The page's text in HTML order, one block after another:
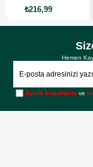
₺216,99
Hemen
Üyelik koşullarını ve